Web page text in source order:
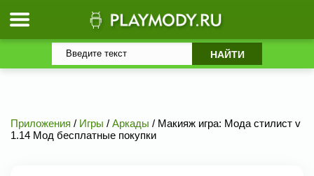
Приложения / Игры / Аркады / Макияж игра: Мода стилист v
1.14 Мод бесплатные покупки